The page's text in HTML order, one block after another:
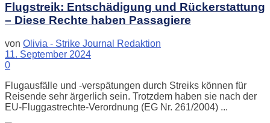
Flugstreik: Entschädigung und Rückerstattung
– Diese Rechte haben Passagiere
von Olivia - Strike Journal Redaktion
11. September 2024
0
Flugausfälle und -verspätungen durch Streiks können für
Reisende sehr ärgerlich sein. Trotzdem haben sie nach der
EU-Fluggastrechte-Verordnung (EG Nr. 261/2004) ...